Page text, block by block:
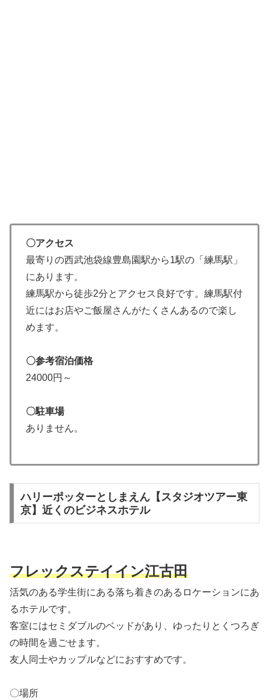
〇アクセス
最寄りの西武池袋線豊島園駅から1駅の「練馬駅」
にあります。
練馬駅から徒歩2分とアクセス良好です。練馬駅付
近にはお店やご飯屋さんがたくさんあるので楽し
めます。
〇参考宿泊価格
24000円～
〇駐車場
ありません。
ハリーポッターとしまえん【スタジオツアー東
京】近くのビジネスホテル
フレックステイイン江古田
活気のある学生街にある落ち着きのあるロケーションにあ
るホテルです。
客室にはセミダブルのベッドがあり、ゆったりとくつろぎ
の時間を過ごせます。
友人同士やカップルなどにおすすめです。
〇場所